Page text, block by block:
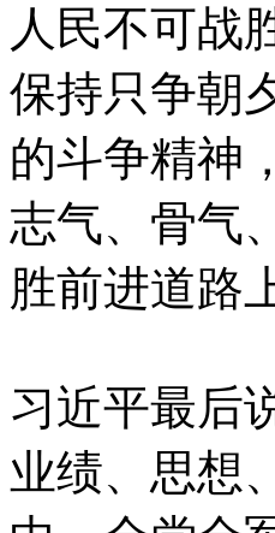
人民不可战
保持只争朝
的斗争精神
志气、骨气
胜前进道路
习近平最后
业绩、思想